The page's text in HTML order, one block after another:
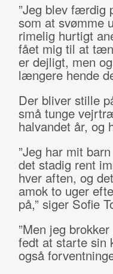
”Jeg blev færdig
som at svømme
rimelig hurtigt
fået mig til at
er dejligt, men
længere hende
Der bliver stille
små tunge
halvandet år, og
”Jeg har mit
det stadig rent
hver aften, og
amok to uger
på,” siger Sofie
”Men jeg
fedt at starte sin
også